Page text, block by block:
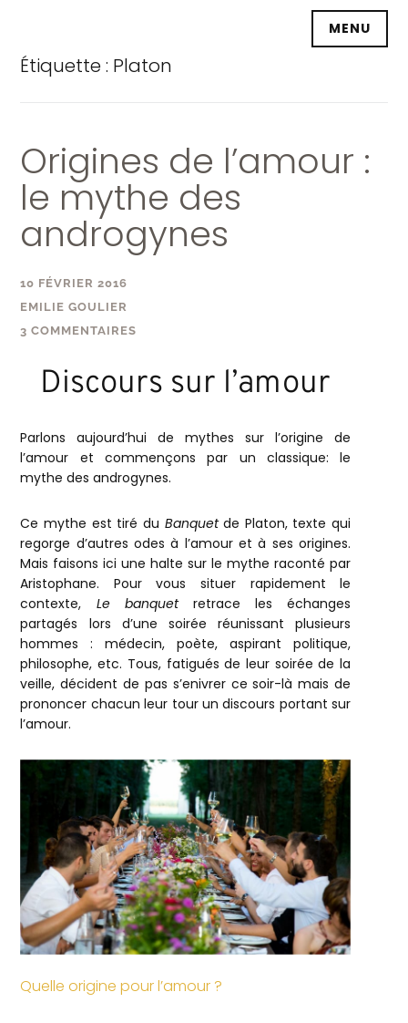
principal
MENU
Étiquette : Platon
Origines de l’amour :
le mythe des
androgynes
10 FÉVRIER 2016
EMILIE GOULIER
3 COMMENTAIRES
Discours sur l’amour
Parlons aujourd’hui de mythes sur l’origine de
l’amour et commençons par un classique: le
mythe des androgynes.
Ce mythe est tiré du Banquetde Platon, texte qui
regorge d’autres odes à l’amour et à ses origines.
Mais faisons ici une halte sur le mythe raconté par
Aristophane. Pour vous situer rapidement le
contexte, Le banquetretrace les échanges
partagés lors d’une soirée réunissant plusieurs
hommes : médecin, poète, aspirant politique,
philosophe, etc. Tous, fatigués de leur soirée de la
veille, décident de pas s’enivrer ce soir-là mais de
prononcer chacun leur tour un discours portant sur
l’amour.
Quelle origine pour l’amour ?